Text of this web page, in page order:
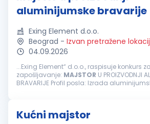
aluminijumske bravarije
Exing Element d.o.o.
Beograd - Izvan pretražene
04.09.2026
...Exing Element“ d.o.o., raspisuje konkurs za
zapošljavanje: MAJSTOR U PROIZVODNJI
BRAVARIJE Profil posla: Izrada aluminijumskih bravarija i
Kućni majstor